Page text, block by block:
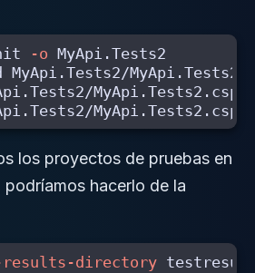
-o MyApi.Tests2
los proyectos de pruebas en
hacerlo de la
directory